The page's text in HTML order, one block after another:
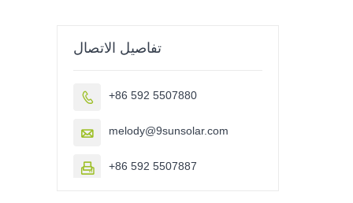
تفاصيل الاتصال
 +86 592 5507880
 melody@9sunsolar.com
 +86 592 5507887